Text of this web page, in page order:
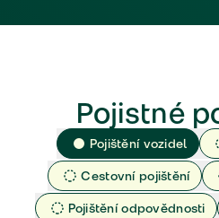
Pojistné
Pojištění vozidel
Cestovní pojištění
Pojištění odpovědnosti